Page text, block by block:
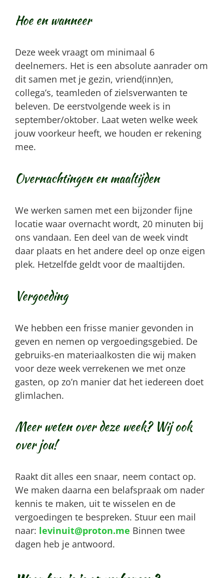
Hoe en wanneer
Deze week vraagt om minimaal 6
deelnemers. Het is een absolute aanrader om
dit samen met je gezin, vriend(inn)en,
collega’s, teamleden of zielsverwanten te
beleven. De eerstvolgende week is in
september/oktober. Laat weten welke week
jouw voorkeur heeft, we houden er rekening
mee.
Overnachtingen en maaltijden
We werken samen met een bijzonder fijne
locatie waar overnacht wordt, 20 minuten bij
ons vandaan. Een deel van de week vindt
daar plaats en het andere deel op onze eigen
plek. Hetzelfde geldt voor de maaltijden.
Vergoeding
We hebben een frisse manier gevonden in
geven en nemen op vergoedingsgebied. De
gebruiks-en materiaalkosten die wij maken
voor deze week verrekenen we met onze
gasten, op zo’n manier dat het iedereen doet
glimlachen.
Meer weten over deze week? Wij ook
over jou!
Raakt dit alles een snaar, neem contact op.
We maken daarna een belafspraak om nader
kennis te maken, uit te wisselen en de
vergoedingen te bespreken. Stuur een mail
naar: levinuit@proton.me Binnen twee
dagen heb je antwoord.